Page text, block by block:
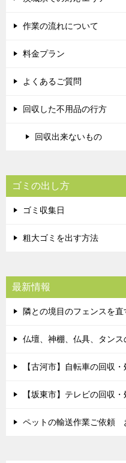
作業の流れについて
料金プラン
よくあるご質問
回収した不用品の行方
回収出来ないもの
ゴミの出し方
ゴミ収集日
粗大ゴミを出す方法
最新情報
隣との境目のフェンスを
仏壇、神棚、仏具、タン
【古河市】自転車の回収
【坂東市】テレビの回収
ペットの輸送作業ご依頼